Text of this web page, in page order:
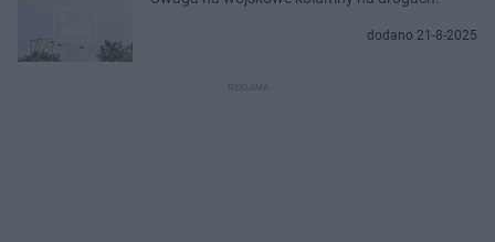
dodano 21-8-2025